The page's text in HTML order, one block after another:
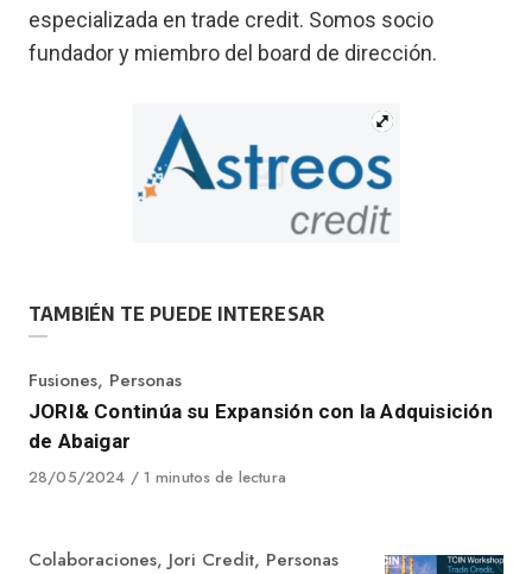
especializada en trade credit. Somos socio
fundador y miembro del board de dirección.
TAMBIÉN TE PUEDE INTERESAR
Category
Fusiones, Personas
JORI& Continúa su Expansión con la Adquisición
de Abaigar
Published
28/05/2024 1 minutos de lectura
Category
Colaboraciones, Jori Credit, Personas